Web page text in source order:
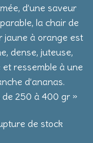
d’une saveur
la chair de
jaune à orange est
dense, juteuse,
et ressemble à une
d’ananas.
de 250 à 400 gr »
de stock